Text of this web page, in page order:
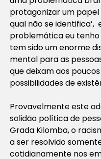
protagonizar um papel
qual não se identifica’,
problemática eu
tem sido um enorme
mental para as
que deixam aos
possibilidades de
Provavelmente este
solidão política de
Grada Kilomba, o
a ser resolvido
cotidianamente nos